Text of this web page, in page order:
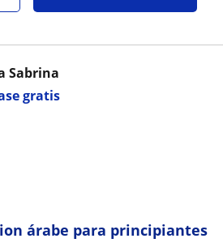
gratis
Sabrina
árabe para principiantes